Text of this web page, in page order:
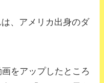
、アメリカ出身のダ
をアップしたところ